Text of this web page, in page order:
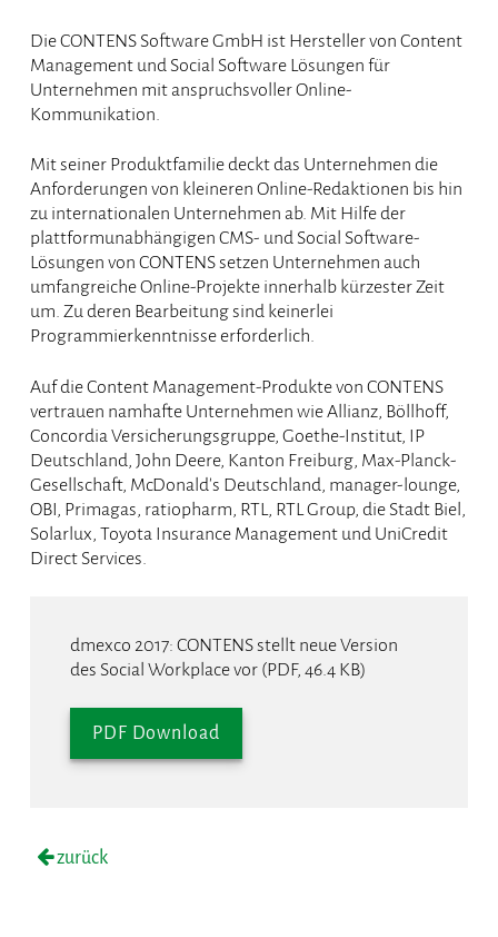
Die CONTENS Software GmbH ist Hersteller von Content
Management und Social Software Lösungen für
Unternehmen mit anspruchsvoller Online-
Kommunikation.
Mit seiner Produktfamilie deckt das Unternehmen die
Anforderungen von kleineren Online-Redaktionen bis hin
zu internationalen Unternehmen ab. Mit Hilfe der
plattformunabhängigen CMS- und Social Software-
Lösungen von CONTENS setzen Unternehmen auch
umfangreiche Online-Projekte innerhalb kürzester Zeit
um. Zu deren Bearbeitung sind keinerlei
Programmierkenntnisse erforderlich.
Auf die Content Management-Produkte von CONTENS
vertrauen namhafte Unternehmen wie Allianz, Böllhoff,
Concordia Versicherungsgruppe, Goethe-Institut, IP
Deutschland, John Deere, Kanton Freiburg, Max-Planck-
Gesellschaft, McDonald's Deutschland, manager-lounge,
OBI, Primagas, ratiopharm, RTL, RTL Group, die Stadt Biel,
Solarlux, Toyota Insurance Management und UniCredit
Direct Services.
dmexco 2017: CONTENS stellt neue Version
des Social Workplace vor (PDF, 46.4 KB)
PDF Download
zurück